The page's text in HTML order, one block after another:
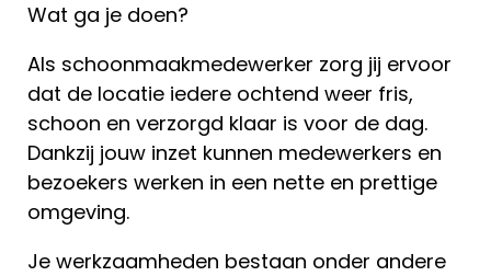
Wat ga je doen?
Als schoonmaakmedewerker zorg jij ervoor
dat de locatie iedere ochtend weer fris,
schoon en verzorgd klaar is voor de dag.
Dankzij jouw inzet kunnen medewerkers en
bezoekers werken in een nette en prettige
omgeving.
Je werkzaamheden bestaan onder andere